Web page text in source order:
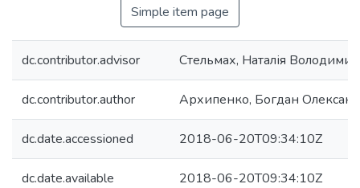
Simple item page
dc.contributor.advisor Стельмах, Наталія
dc.contributor.author Архипенко, Богдан
dc.date.accessioned 2018-06-20T09:34:10Z
dc.date.available 2018-06-20T09:34:10Z